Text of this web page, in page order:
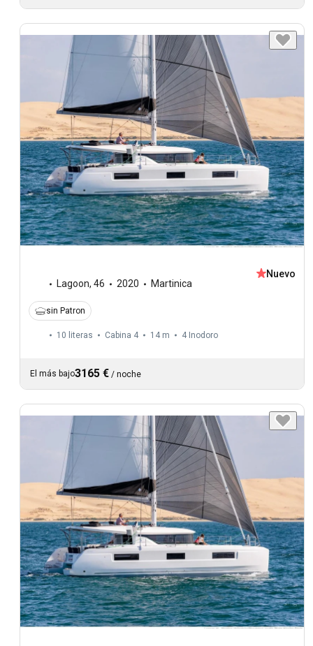
Lagoon, 46 2020 Martinica
Nuevo
sin Patron
10 literas Cabina 4 14 m 4 Inodoro
El más bajo3165 € / noche